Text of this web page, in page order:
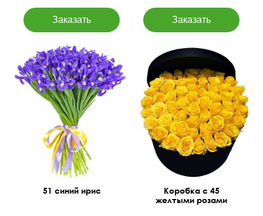
55 см 35 см
51 синий ирис
Коробка с 45
желтыми розами